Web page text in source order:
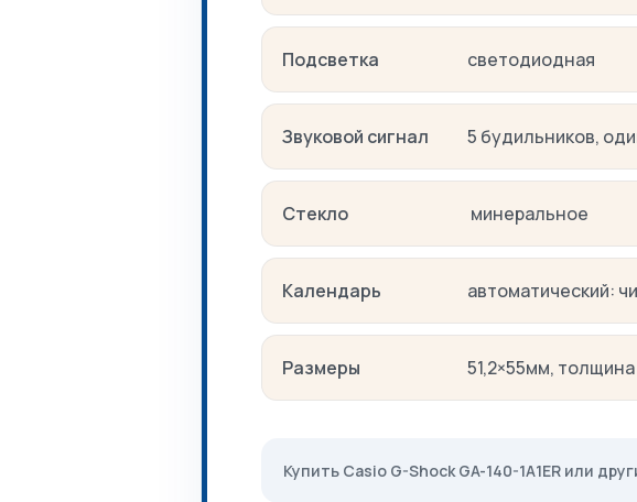
Подсветка светодиодная
Звуковой сигнал 5 будильников,
Стекло минеральное
Календарь автоматический:
Размеры 51,2×55мм,
Купить Casio G-Shock GA-140-1A1ER или